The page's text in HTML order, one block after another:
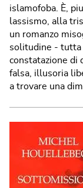
islamofoba. È,
lassismo, alla
un romanzo
solitudine - tutta
constatazione di
falsa, illusoria
a trovare una